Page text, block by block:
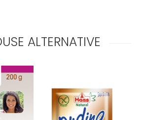
ALTERNATIVE